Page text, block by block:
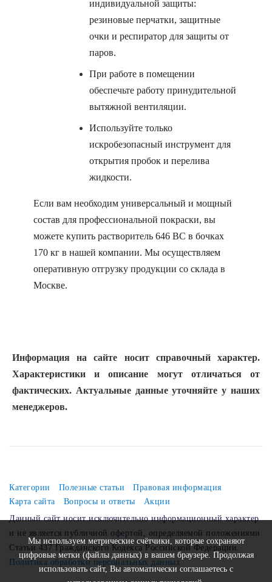
индивидуальной защиты:
резиновые перчатки, защитные
очки и респиратор для защиты от
паров.
При работе в помещении
обеспечьте работу принудительной
вытяжной вентиляции.
Используйте только
искробезопасный инструмент для
открытия пробок и перелива
жидкости.
Если вам необходим универсальный и мощный
состав для профессиональной покраски, вы
можете купить растворитель 646 ВС в бочках
170 кг в нашей компании. Мы осуществляем
оперативную отгрузку продукции со склада в
Москве.
Информация на сайте носит справочный характер.
Характеристики и описание могут отличаться от
фактических. Актуальные данные уточняйте у наших
менеджеров.
Категории Полезные статьи
Правовая информация
Карта сайта
Вопросы и ответы
Акции
Данный сайт носит исключительно информационный характер
и не является публичной офертой, определяемой положениями
Статьи 437 Гражданского Кодекса Российской Федерации.
Политика обработки персональных данных
Мы используем метрические счётчики, которые сохраняют
цифровые метки (файлы данных) в вашем браузере. Продолжая
использовать сайт, Вы автоматически соглашаетесь с